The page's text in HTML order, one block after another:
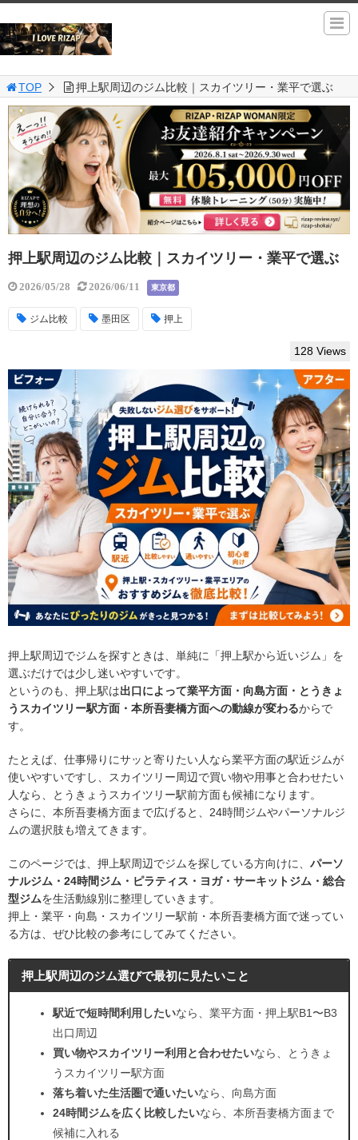
TOP 押上駅周辺のジム比較｜スカイツリー・業平で選ぶ
押上駅周辺のジム比較｜スカイツリー・業平で選ぶ
2026/05/28 2026/06/11 東京都
ジム比較 墨田区 押上
128 Views
押上駅周辺でジムを探すときは、単純に「押上駅から近いジム」を
選ぶだけでは少し迷いやすいです。
というのも、押上駅は出口によって業平方面・向島方面・とうきょ
うスカイツリー駅方面・本所吾妻橋方面への動線が変わるからで
す。
たとえば、仕事帰りにサッと寄りたい人なら業平方面の駅近ジムが
使いやすいですし、スカイツリー周辺で買い物や用事と合わせたい
人なら、とうきょうスカイツリー駅前方面も候補になります。
さらに、本所吾妻橋方面まで広げると、24時間ジムやパーソナルジ
ムの選択肢も増えてきます。
このページでは、押上駅周辺でジムを探している方向けに、 パーソ
ナルジム・24時間ジム・ピラティス・ヨガ・サーキットジム・総合
型ジムを生活動線別に整理していきます。
押上・業平・向島・スカイツリー駅前・本所吾妻橋方面で迷ってい
る方は、ぜひ比較の参考にしてみてください。
押上駅周辺のジム選びで最初に見たいこと
駅近で短時間利用したいなら、業平方面・押上駅B1〜B3
出口周辺
買い物やスカイツリー利用と合わせたいなら、とうきょ
うスカイツリー駅方面
落ち着いた生活圏で通いたいなら、向島方面
24時間ジムを広く比較したいなら、本所吾妻橋方面まで
候補に入れる